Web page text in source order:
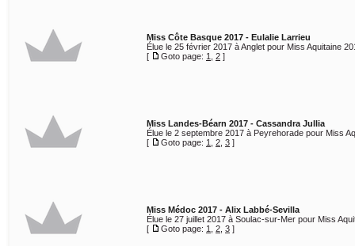
Miss Côte Basque 2017 - Eulalie Larrieu
Élue le 25 février 2017 à Anglet pour Miss Aquitaine
[
Goto page: 1 2 ]
Miss Landes-Béarn 2017 - Cassandra Jullia
Élue le 2 septembre 2017 à Peyrehorade pour Miss
[
Goto page: 1 2 3 ]
Miss Médoc 2017 - Alix Labbé-Sevilla
Élue le 27 juillet 2017 à Soulac-sur-Mer pour Miss
[
Goto page: 1 2 3 ]